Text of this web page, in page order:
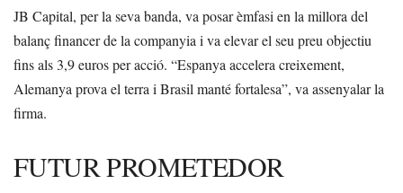
JB Capital, per la seva banda, va posar èmfasi en la millora del
balanç financer de la companyia i va elevar el seu preu objectiu
fins als 3,9 euros per acció. “Espanya accelera creixement,
Alemanya prova el terra i Brasil manté fortalesa”, va assenyalar la
firma.
FUTUR PROMETEDOR